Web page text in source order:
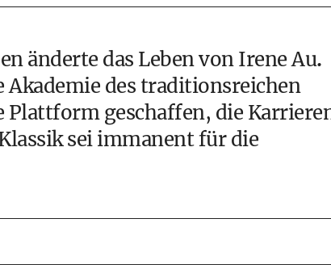
änderte das Leben von Irene Au.
des traditionsreichen
Plattform geschaffen, die
sei immanent für die